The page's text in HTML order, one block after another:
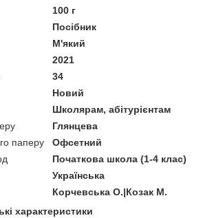
100 г
Посібник
М'який
2021
34
Новий
Школярам, абітурієнтам
Глянцева
паперу
Офсетний
Початкова школа (1-4 клас)
Українська
Корчевська О.|Козак М.
характеристики